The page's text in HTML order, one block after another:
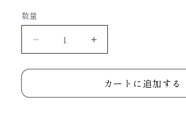
価
数量
ー
ペ
ー
カートに追加する